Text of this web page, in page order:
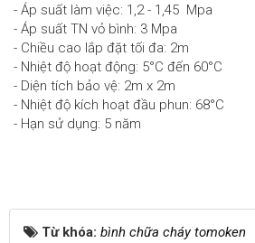
- Áp suất làm việc: 1,2 - 1,45 Mpa
- Áp suất TN vỏ bình: 3 Mpa
- Chiều cao lắp đặt tối đa: 2m
- Nhiệt độ hoạt động: 5°C đến 60°C
- Diện tích bảo vệ: 2m x 2m
- Nhiệt độ kích hoạt đầu phun: 68°C
- Hạn sử dụng: 5 năm
Từ khóa: bình chữa cháy tomoken